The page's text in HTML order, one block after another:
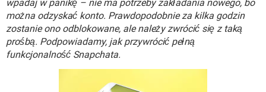
WINDOWS 10
INSTAGRAM FACEBOOK
WINDOWS 10
GRY WHATSAPP
SPOTIFY NETFLIX
INSTAGRAM FACEBOOK
COVID-19 TIKTOK
GRY WHATSAPP
SPOTIFY
wpadaj w panikę – nie ma potrzeby zakładania nowego, bo
można odzyskać konto. Prawdopodobnie za kilka godzin
zostanie ono odblokowane, ale należy zwrócić się z taką
prośbą. Podpowiadamy, jak przywrócić pełną
funkcjonalność Snapchata.